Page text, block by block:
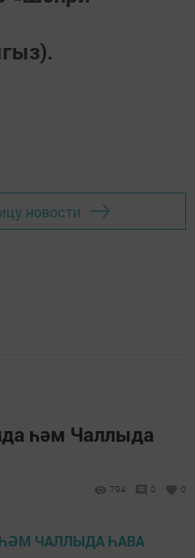
новости
һәм Чаллыда
794 0 0